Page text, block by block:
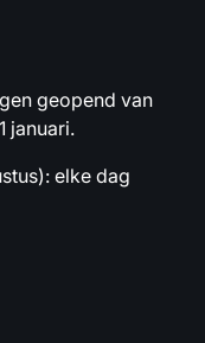
geopend van
januari.
elke dag